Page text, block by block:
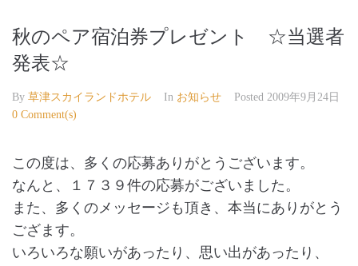
秋のペア宿泊券プレゼント ☆当選者
発表☆
By 草津スカイランドホテル In お知らせ Posted 2009年9月24日
0 Comment(s)
この度は、多くの応募ありがとうございます。
なんと、１７３９件の応募がございました。
また、多くのメッセージも頂き、本当にありがとう
ござます。
いろいろな願いがあったり、思い出があったり、